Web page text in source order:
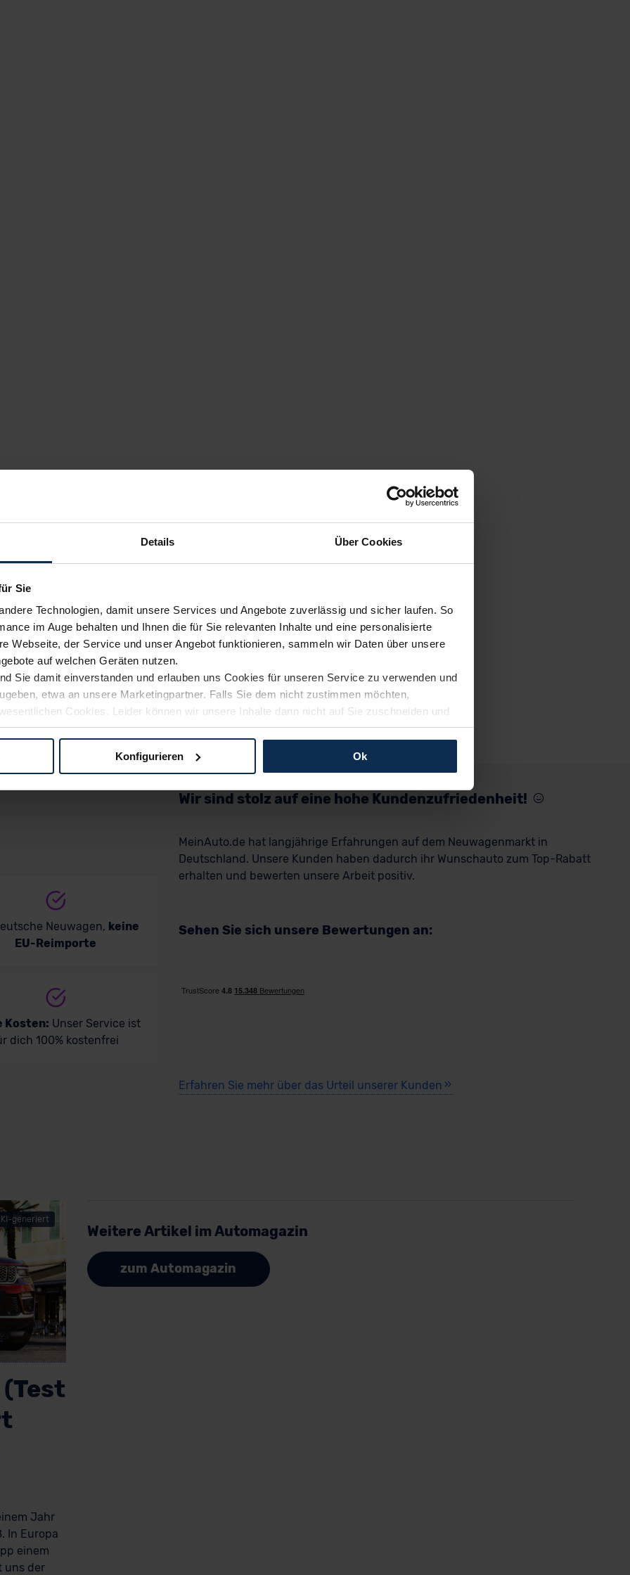
Details Über Cookies
Sie
Technologien, damit unsere Services und Angebote zuverlässig und sicher laufen. So
im Auge behalten und Ihnen die für Sie relevanten Inhalte und eine personalisierte
Webseite, der Service und unser Angebot funktionieren, sammeln wir Daten über unsere
auf welchen Geräten nutzen.
Sie damit einverstanden und erlauben uns Cookies für unseren Service zu verwenden und
etwa an unsere Marketingpartner. Falls Sie dem nicht zustimmen möchten,
Cookies. Leider können wir unsere Inhalte dann nicht auf Sie zuschneiden und
Weg zu Ihrem Neuwagen unterstützen. Sie können die Einstellungen jederzeit anpassen
außerhalb der EU zu übermitteln oder dort verarbeiten zu lassen. Soweit eine
der EU erfolgt, erfolgt dies ausschließlich auf der Grundlage eines
Sie hierzu Ihre Einwilligung freiwillig erteilen. Nähere Informationen zu den bestehenden
Sie über den Kontakt zu unserem Datenschutzbeauftragten unter datenschutz@meinauto.de
Konfigurieren Ok
Neuwagen, keine
EU-Reimporte
Kosten: Unser Service ist
dich 100% kostenfrei
Wir sind stolz auf eine hohe Kundenzufriedenheit!
MeinAuto.de hat langjährige Erfahrungen auf dem Neuwagenmarkt in
Deutschland. Unsere Kunden haben dadurch ihr Wunschauto zum Top-Rabatt
erhalten und bewerten unsere Arbeit positiv.
Sehen Sie sich unsere Bewertungen an:
Erfahren Sie mehr über das Urteil unserer Kunden
KI-generiert
Jahr
In Europa
einem
uns der
Weitere Artikel im Automagazin
zum Automagazin